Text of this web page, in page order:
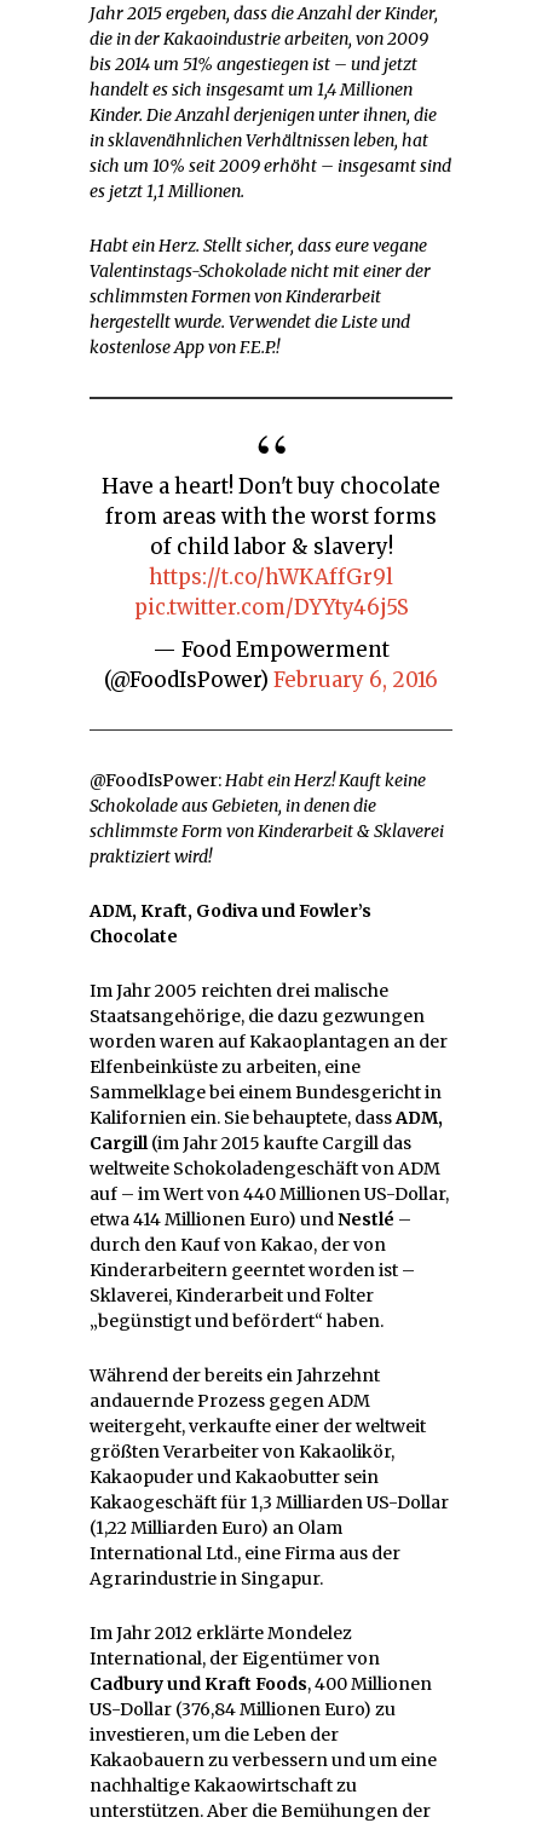
Jahr 2015 ergeben, dass die Anzahl der Kinder,
die in der Kakaoindustrie arbeiten, von 2009
bis 2014 um 51% angestiegen ist – und jetzt
handelt es sich insgesamt um 1,4 Millionen
Kinder. Die Anzahl derjenigen unter ihnen, die
in sklavenähnlichen Verhältnissen leben, hat
sich um 10% seit 2009 erhöht – insgesamt sind
es jetzt 1,1 Millionen.
Habt ein Herz. Stellt sicher, dass eure vegane
Valentinstags-Schokolade nicht mit einer der
schlimmsten Formen von Kinderarbeit
hergestellt wurde. Verwendet die Liste und
kostenlose App von F.E.P.!
Have a heart! Don't buy chocolate
from areas with the worst forms
of child labor & slavery!
https://t.co/hWKAffGr9l
pic.twitter.com/DYYty46j5S
— Food Empowerment
(@FoodIsPower) February 6, 2016
@FoodIsPower:Habt ein Herz! Kauft keine
Schokolade aus Gebieten, in denen die
schlimmste Form von Kinderarbeit & Sklaverei
praktiziert wird!
ADM, Kraft, Godiva und Fowler’s
Chocolate
Im Jahr 2005 reichten drei malische
Staatsangehörige, die dazu gezwungen
worden waren auf Kakaoplantagen an der
Elfenbeinküste zu arbeiten, eine
Sammelklage bei einem Bundesgericht in
Kalifornien ein. Sie behauptete, dassADM,
Cargill(im Jahr 2015 kaufte Cargill das
weltweite Schokoladengeschäft von ADM
auf – im Wert von 440 Millionen US-Dollar,
etwa 414 Millionen Euro) undNestlé –
durch den Kauf von Kakao, der von
Kinderarbeitern geerntet worden ist –
Sklaverei, Kinderarbeit und Folter
„begünstigt und befördert“ haben.
Während der bereits ein Jahrzehnt
andauernde Prozess gegen ADM
weitergeht, verkaufte einer der weltweit
größten Verarbeiter von Kakaolikör,
Kakaopuder und Kakaobutter sein
Kakaogeschäft für 1,3 Milliarden US-Dollar
(1,22 Milliarden Euro) an Olam
International Ltd., eine Firma aus der
Agrarindustrie in Singapur.
Im Jahr 2012 erklärte Mondelez
International, der Eigentümer von
Cadbury und Kraft Foods, 400 Millionen
US-Dollar (376,84 Millionen Euro) zu
investieren, um die Leben der
Kakaobauern zu verbessern und um eine
nachhaltige Kakaowirtschaft zu
unterstützen. Aber die Bemühungen der